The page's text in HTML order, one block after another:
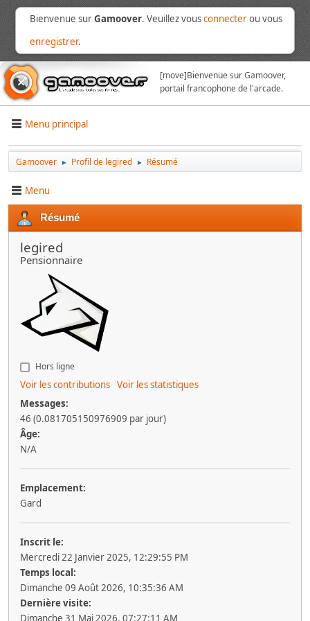
Bienvenue surGamoover. Veuillez vousconnecterou vous
enregistrer.
[move]Bienvenue sur Gamoover,
portail francophone de l'arcade.
Menu principal
Gamoover ► Profil de legired ► Résumé
Menu
Résumé
legired
Pensionnaire
Hors ligne
Voir les contributions Voir les statistiques
Messages:
46 (0.081705150976909 par jour)
Âge:
N/A
Emplacement:
Gard
Inscrit le:
Mercredi 22 Janvier 2025, 12:29:55 PM
Temps local:
Dimanche 09 Août 2026, 10:35:36 AM
Dernière visite: